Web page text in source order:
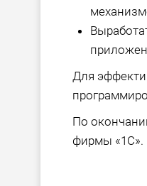
Для
По
фирмы «1С».